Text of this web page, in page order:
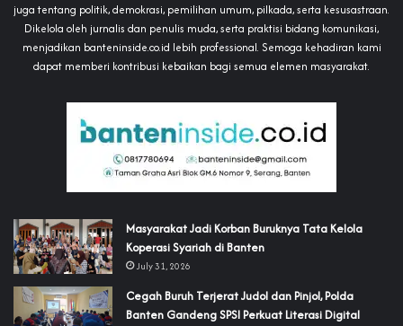
juga tentang politik, demokrasi, pemilihan umum, pilkada, serta kesusastraan.
Dikelola oleh jurnalis dan penulis muda, serta praktisi bidang komunikasi,
menjadikan banteninside.co.id lebih professional. Semoga kehadiran kami
dapat memberi kontribusi kebaikan bagi semua elemen masyarakat.
‎Masyarakat Jadi Korban Buruknya Tata Kelola
Koperasi Syariah di Banten
July 31, 2026
Cegah Buruh Terjerat Judol dan Pinjol, Polda
Banten Gandeng SPSI Perkuat Literasi Digital